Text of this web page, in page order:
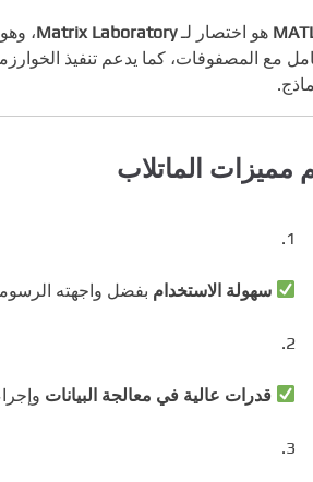
هو اختصار لـMatrix Laboratory،
مع المصفوفات، كما يدعم تنفيذ
مميزات الماتلاب
سهولة الاستخدام بفضل واجهته
قدرات عالية في معالجة البيانات